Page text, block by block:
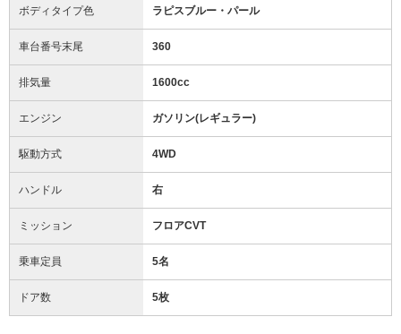
ボディタイプ色 ラピスブルー・パール
車台番号末尾 360
排気量 1600cc
エンジン ガソリン(レギュラー)
駆動方式 4WD
ハンドル 右
ミッション フロアCVT
乗車定員 5名
ドア数 5枚